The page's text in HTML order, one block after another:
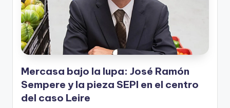
Mercasa bajo la lupa: José Ramón
Sempere y la pieza SEPI en el centro
del caso Leire